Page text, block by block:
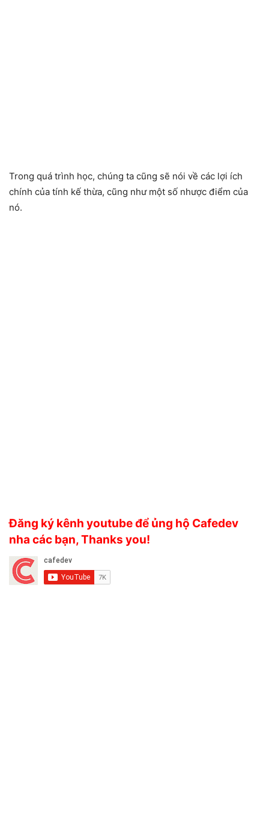
Trong quá trình học, chúng ta cũng sẽ nói về các lợi ích
chính của tính kế thừa, cũng như một số nhược điểm của
nó.
Đăng ký kênh youtube để ủng hộ Cafedev
nha các bạn, Thanks you!